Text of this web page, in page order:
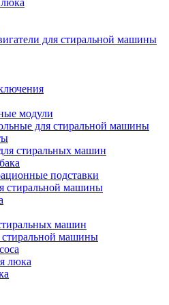
для стиральной машины
модули
для стиральной машины
стиральных машин
подставки
стиральной машины
машин
машины
люка